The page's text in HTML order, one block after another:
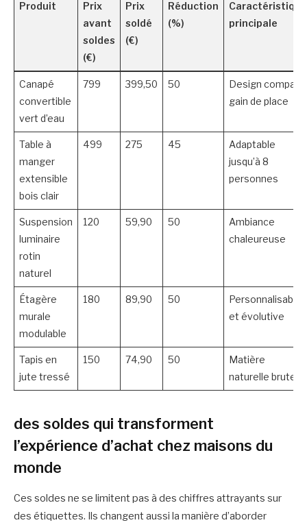
Produit
Prix
avant
soldes
(€)
Prix
soldé
(€)
Réduction
(%)
Caractéristique
principale
Canapé
convertible
vert d’eau
799 399,50 50
Design compact,
gain de place
Table à
manger
extensible
bois clair
499 275 45
Adaptable
jusqu’à 8
personnes
Suspension
luminaire
rotin
naturel
120 59,90 50
Ambiance
chaleureuse
Étagère
murale
modulable
180 89,90 50
Personnalisable
et évolutive
Tapis en
jute tressé
150 74,90 50
Matière
naturelle brute
des soldes qui transforment
l’expérience d’achat chez maisons du
monde
Ces soldes ne se limitent pas à des chiffres attrayants sur
des étiquettes. Ils changent aussi la manière d’aborder